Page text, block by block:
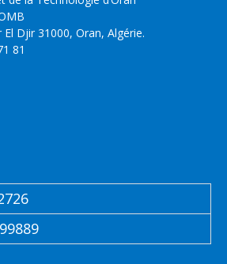
Djir 31000, Oran, Algérie.
81